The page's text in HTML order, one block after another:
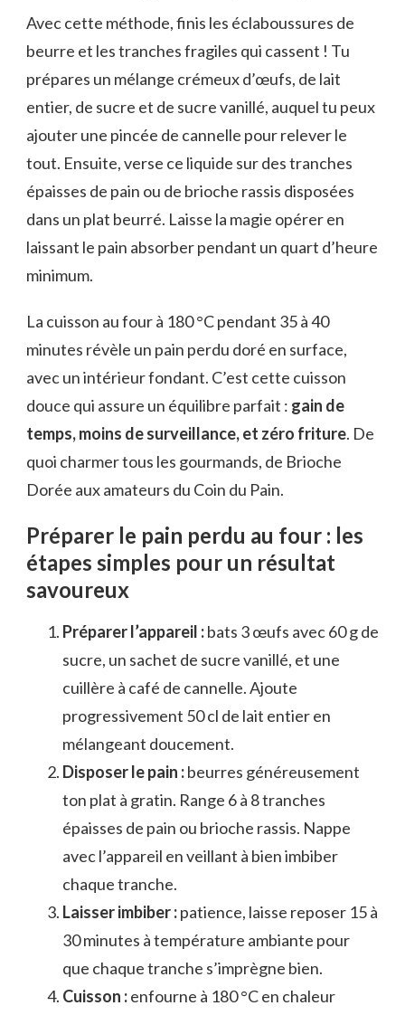
Avec cette méthode, finis les éclaboussures de
beurre et les tranches fragiles qui cassent ! Tu
prépares un mélange crémeux d’œufs, de lait
entier, de sucre et de sucre vanillé, auquel tu peux
ajouter une pincée de cannelle pour relever le
tout. Ensuite, verse ce liquide sur des tranches
épaisses de pain ou de brioche rassis disposées
dans un plat beurré. Laisse la magie opérer en
laissant le pain absorber pendant un quart d’heure
minimum.
La cuisson au four à 180 °C pendant 35 à 40
minutes révèle un pain perdu doré en surface,
avec un intérieur fondant. C’est cette cuisson
douce qui assure un équilibre parfait : gain de
temps, moins de surveillance, et zéro friture. De
quoi charmer tous les gourmands, de Brioche
Dorée aux amateurs du Coin du Pain.
Préparer le pain perdu au four : les
étapes simples pour un résultat
savoureux
Préparer l’appareil :bats 3 œufs avec 60 g de
sucre, un sachet de sucre vanillé, et une
cuillère à café de cannelle. Ajoute
progressivement 50 cl de lait entier en
mélangeant doucement.
Disposer le pain :beurres généreusement
ton plat à gratin. Range 6 à 8 tranches
épaisses de pain ou brioche rassis. Nappe
avec l’appareil en veillant à bien imbiber
chaque tranche.
Laisser imbiber :patience, laisse reposer 15 à
30 minutes à température ambiante pour
que chaque tranche s’imprègne bien.
Cuisson :enfourne à 180 °C en chaleur